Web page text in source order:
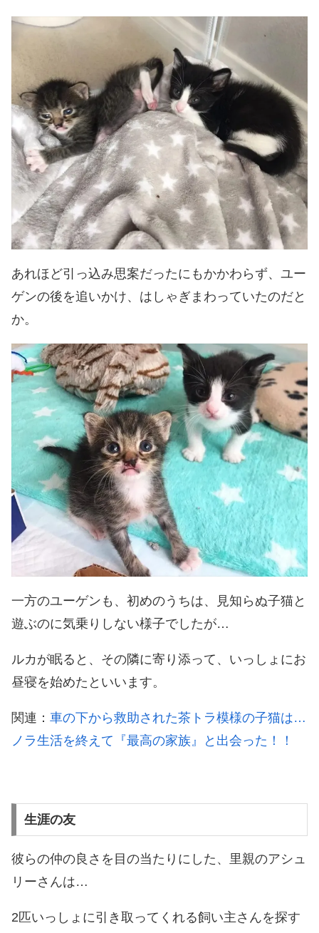
あれほど引っ込み思案だったにもかかわらず、ユー
ゲンの後を追いかけ、はしゃぎまわっていたのだと
か。
一方のユーゲンも、初めのうちは、見知らぬ子猫と
遊ぶのに気乗りしない様子でしたが…
ルカが眠ると、その隣に寄り添って、いっしょにお
昼寝を始めたといいます。
関連： 車の下から救助された茶トラ模様の子猫は…
ノラ生活を終えて『最高の家族』と出会った！！
生涯の友
彼らの仲の良さを目の当たりにした、里親のアシュ
リーさんは…
2匹いっしょに引き取ってくれる飼い主さんを探す